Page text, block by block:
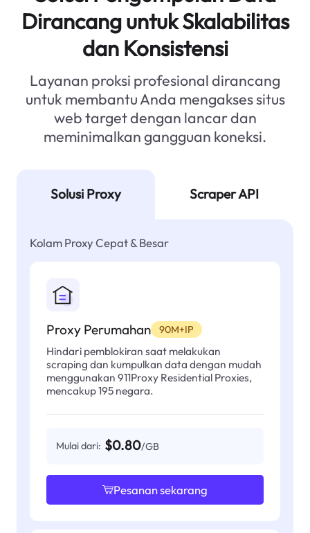
Dirancang untuk Skalabilitas
dan Konsistensi
Layanan proksi profesional dirancang
untuk membantu Anda mengakses situs
web target dengan lancar dan
meminimalkan gangguan koneksi.
Solusi Proxy Scraper API
Kolam Proxy Cepat & Besar
Proxy Perumahan 90M+IP
Hindari pemblokiran saat melakukan
scraping dan kumpulkan data dengan mudah
menggunakan 911Proxy Residential Proxies,
mencakup 195 negara.
Mulai dari: $0.80/GB
Pesanan sekarang